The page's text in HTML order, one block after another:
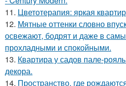
11. Цветотерапия: яркая
12. Мятные оттенки словно
освежают, бодрят и даже в
прохладными и спокойными.
13. Квартира у садов пале-
декора.
14. Пространство, где